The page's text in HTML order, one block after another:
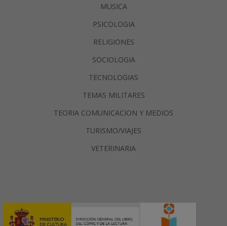
MUSICA
PSICOLOGIA
RELIGIONES
SOCIOLOGIA
TECNOLOGIAS
TEMAS MILITARES
TEORIA COMUNICACION Y MEDIOS
TURISMO/VIAJES
VETERINARIA